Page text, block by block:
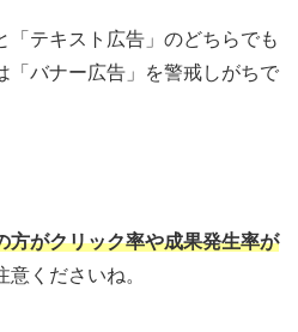
「テキスト広告」のどちらでも
「バナー広告」を警戒しがちで
方がクリック率や成果発生率が
くださいね。